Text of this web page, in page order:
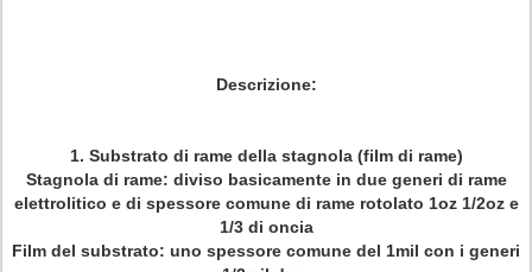
Descrizione:
1. Substrato di rame della stagnola (film di rame)
Stagnola di rame: diviso basicamente in due generi di rame
elettrolitico e di spessore comune di rame rotolato 1oz 1/2oz e
1/3 di oncia
Film del substrato: uno spessore comune del 1mil con i generi